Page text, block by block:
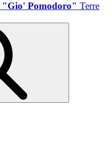
"Gio' Pomodoro" Terre